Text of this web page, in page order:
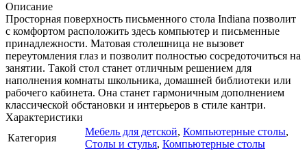
Описание
Просторная поверхность письменного стола Indiana позволит
с комфортом расположить здесь компьютер и письменные
принадлежности. Матовая столешница не вызовет
переутомления глаз и позволит полностью сосредоточиться на
занятии. Такой стол станет отличным решением для
наполнения комнаты школьника, домашней библиотеки или
рабочего кабинета. Она станет гармоничным дополнением
классической обстановки и интерьеров в стиле кантри.
Характеристики
Категория
Мебель для детской, Компьютерные столы,
Столы и стулья, Компьютерные столы